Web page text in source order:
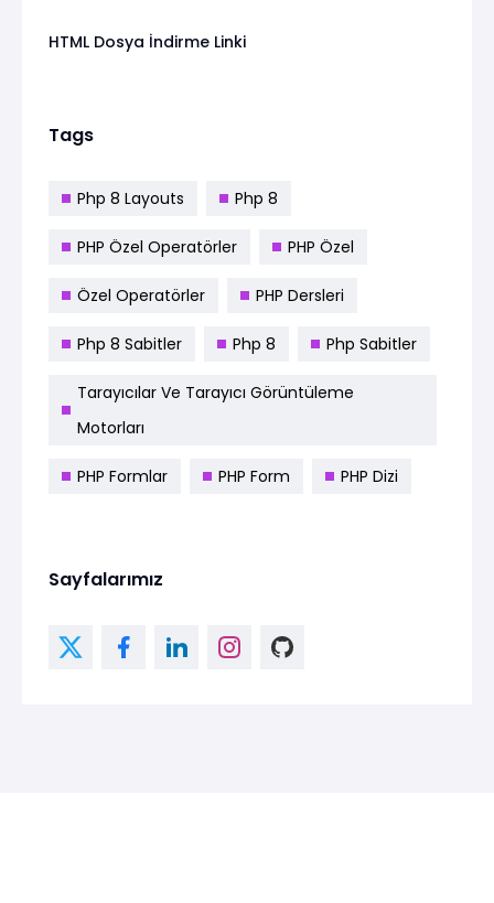
HTML Dosya İndirme Linki
Tags
Php 8 Layouts Php 8
PHP Özel Operatörler PHP Özel
Özel Operatörler PHP Dersleri
Php 8 Sabitler Php 8 Php Sabitler
Tarayıcılar Ve Tarayıcı Görüntüleme
Motorları
PHP Formlar PHP Form PHP Dizi
Sayfalarımız